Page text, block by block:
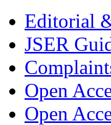
Editorial
JSER
Open
Open